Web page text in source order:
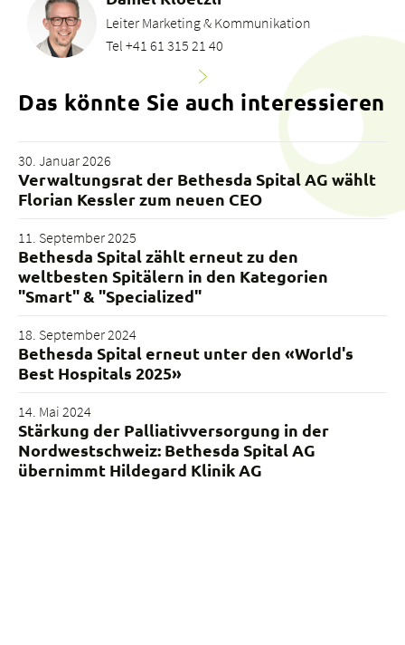
Leiter Marketing & Kommunikation
Tel +41 61 315 21 40
Das könnte Sie auch interessieren
30. Januar 2026
Verwaltungsrat der Bethesda Spital AG wählt
Florian Kessler zum neuen CEO
11. September 2025
Bethesda Spital zählt erneut zu den
weltbesten Spitälern in den Kategorien
"Smart" & "Specialized"
18. September 2024
Bethesda Spital erneut unter den «World's
Best Hospitals 2025»
14. Mai 2024
Stärkung der Palliativversorgung in der
Nordwestschweiz: Bethesda Spital AG
übernimmt Hildegard Klinik AG